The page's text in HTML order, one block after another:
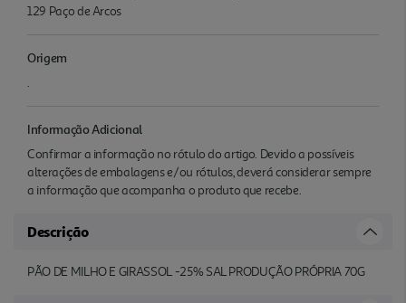
129 Paço de Arcos
Origem
.
Informação Adicional
Confirmar a informação no rótulo do artigo. Devido a possíveis
alterações de embalagens e/ou rótulos, deverá considerar sempre
a informação que acompanha o produto que recebe.
Descrição
PÃO DE MILHO E GIRASSOL -25% SAL PRODUÇÃO PRÓPRIA 70G